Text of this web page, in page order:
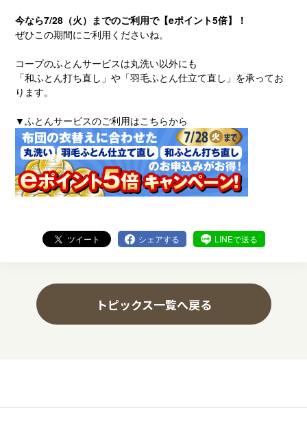
今なら7/28（火）までのご利用で【eポイント5倍】！
ぜひこの期間にご利用くださいね。
コープのふとんサービスは丸洗い以外にも
「和ふとん打ち直し」や「羽毛ふとん仕立て直し」を承ってお
ります。
▼ふとんサービスのご利用はこちらから
ツイート シェアする LINEで送る
トピックス一覧へ戻る